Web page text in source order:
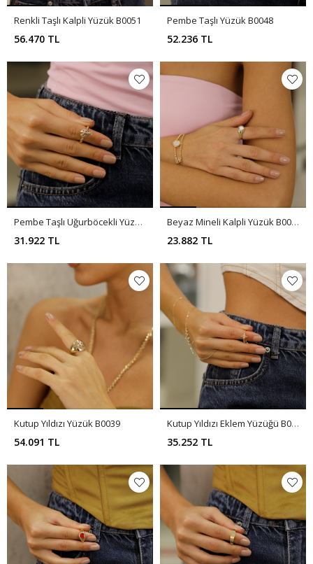
Renkli Taşlı Kalpli Yüzük B0051
56.470 TL
Pembe Taşlı Yüzük B0048
52.236 TL
Pembe Taşlı Uğurböcekli Yüzük B0047
31.922 TL
Beyaz Mineli Kalpli Yüzük B0045
23.882 TL
Kutup Yıldızı Yüzük B0039
54.091 TL
Kutup Yıldızı Eklem Yüzüğü B0036
35.252 TL